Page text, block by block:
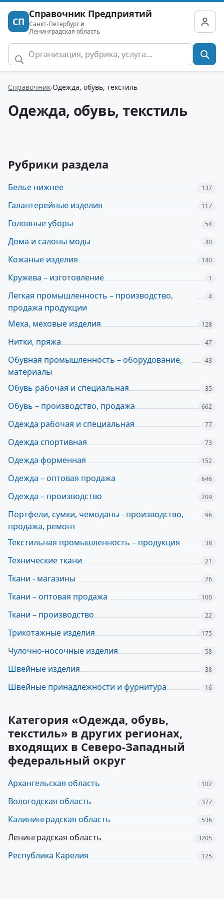
СП
Справочник Предприятий
Санкт-Петербург и
Ленинградская область
Справочник Одежда, обувь, текстиль
Одежда, обувь, текстиль
Рубрики раздела
Белье нижнее 137
Галантерейные изделия 117
Головные уборы 54
Дома и салоны моды 40
Кожаные изделия 140
Кружева – изготовление 1
Легкая промышленность – производство,
продажа продукции
4
Меха, меховые изделия 128
Нитки, пряжа 47
Обувная промышленность – оборудование,
материалы
43
Обувь рабочая и специальная 35
Обувь – производство, продажа 662
Одежда рабочая и специальная 77
Одежда спортивная 73
Одежда форменная 152
Одежда – оптовая продажа 646
Одежда – производство 209
Портфели, сумки, чемоданы - производство,
продажа, ремонт
96
Текстильная промышленность – продукция 38
Технические ткани 21
Ткани - магазины 76
Ткани – оптовая продажа 100
Ткани – производство 22
Трикотажные изделия 175
Чулочно-носочные изделия 58
Швейные изделия 38
Швейные принадлежности и фурнитура 16
Категория «Одежда, обувь,
текстиль» в других регионах,
входящих в Северо-Западный
федеральный округ
Архангельская область 102
Вологодская область 377
Калининградская область 536
Ленинградская область 3205
Республика Карелия 125